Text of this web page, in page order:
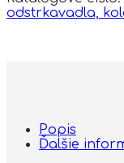
odstrkavadla,
Popis
Ďalšie